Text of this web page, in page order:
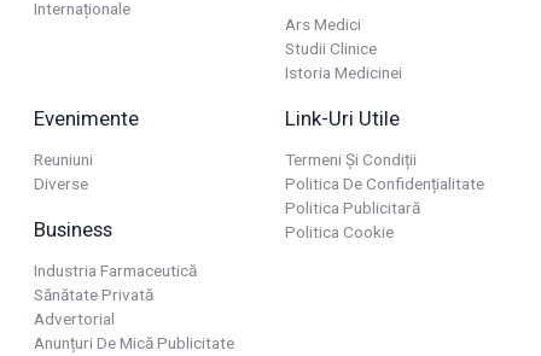
Internaționale
Ars Medici
Studii Clinice
Istoria Medicinei
Evenimente
Reuniuni
Diverse
Business
Industria Farmaceutică
Sănătate Privată
Advertorial
Anunțuri De Mică Publicitate
Link-Uri Utile
Termeni Și Condiții
Politica De Confidențialitate
Politica Publicitară
Politica Cookie